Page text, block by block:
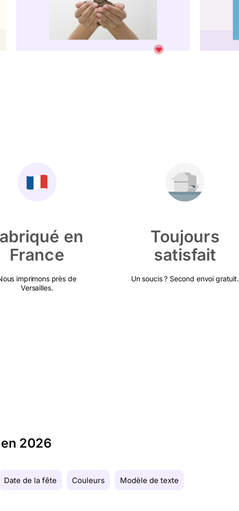
en
France
imprimons près de
Versailles.
Toujours
satisfait
Un soucis ? Second envoi gratuit.
2026
Date de la fête Couleurs Modèle de texte